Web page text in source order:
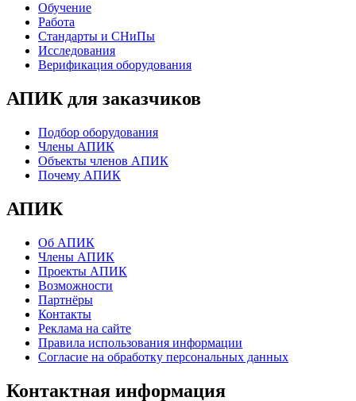
Обучение
Работа
Стандарты и СНиПы
Исследования
Верификация оборудования
АПИК для заказчиков
Подбор оборудования
Члены АПИК
Объекты членов АПИК
Почему АПИК
АПИК
Об АПИК
Члены АПИК
Проекты АПИК
Возможности
Партнёры
Контакты
Реклама на сайте
Правила использования информации
Согласие на обработку персональных данных
Контактная информация